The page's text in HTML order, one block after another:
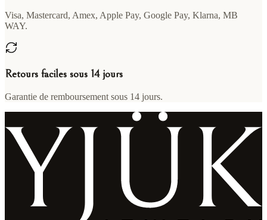
Visa, Mastercard, Amex, Apple Pay, Google Pay, Klarna, MB
WAY.
Retours faciles sous 14 jours
Garantie de remboursement sous 14 jours.